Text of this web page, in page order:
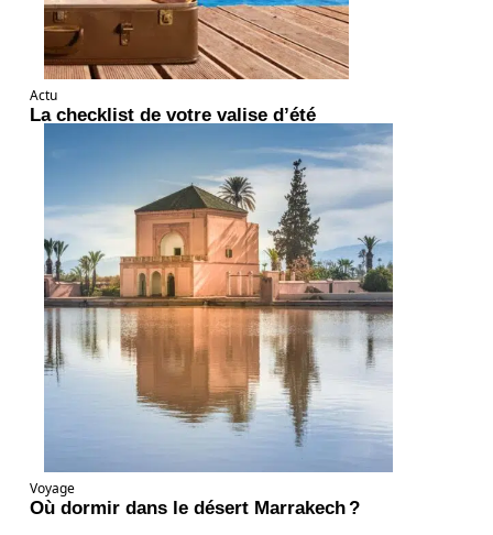
Actu
La checklist de votre valise d’été
Voyage
Où dormir dans le désert Marrakech ?